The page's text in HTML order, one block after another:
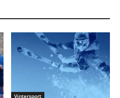
Vintersport